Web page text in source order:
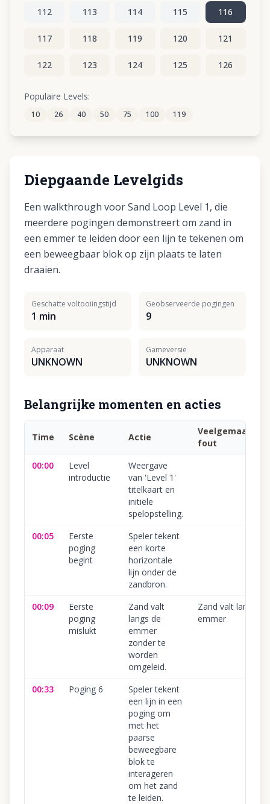
112 113 114 115 116
117 118 119 120 121
122 123 124 125 126
127 128
132 133 134 135
Populaire Levels:
10 26 40 50 75 100 119
Diepgaande Levelgids
Een walkthrough voor Sand Loop Level 1, die
meerdere pogingen demonstreert om zand in
een emmer te leiden door een lijn te tekenen om
een beweegbaar blok op zijn plaats te laten
draaien.
Geschatte voltooiingstijd
1 min
Geobserveerde pogingen
9
Apparaat
UNKNOWN
Gameversie
UNKNOWN
Belangrijke momenten en acties
Time Scène Actie
Veelgemaakte
fout
00:00
Level
introductie
Weergave
van 'Level 1'
titelkaart en
initiële
spelopstelling.
00:05
Eerste
poging
begint
Speler tekent
een korte
horizontale
lijn onder de
zandbron.
00:09
Eerste
poging
mislukt
Zand valt
langs de
emmer
zonder te
worden
omgeleid.
Zand valt langs
emmer
00:33 Poging 6
Speler tekent
een lijn in een
poging om
met het
paarse
beweegbare
blok te
interageren
om het zand
te leiden.